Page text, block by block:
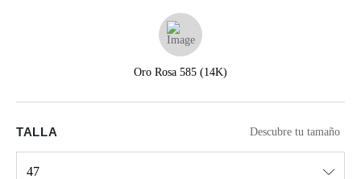
Oro Rosa 585 (14K)
TALLA Descubre tu tamaño
47